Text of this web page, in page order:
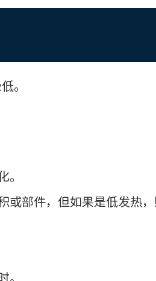
。
。
或部件，但如果是低发热
。